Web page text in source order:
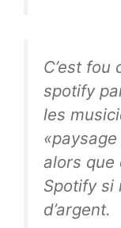
C’est fou
spotify
les
alors que
Spotify si
d’argent.